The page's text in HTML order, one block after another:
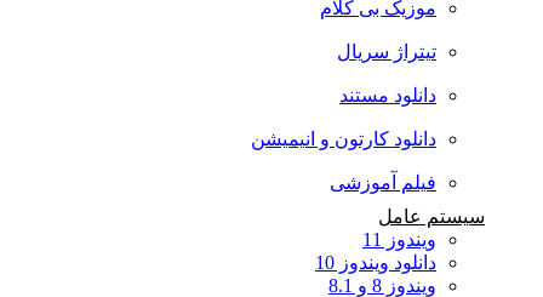
موزیک بی کلام
تیتراژ سریال
دانلود مستند
دانلود کارتون و انیمیشن
فیلم آموزشی
سیستم عامل
ویندوز 11
دانلود ویندوز 10
ویندوز 8 و 8.1